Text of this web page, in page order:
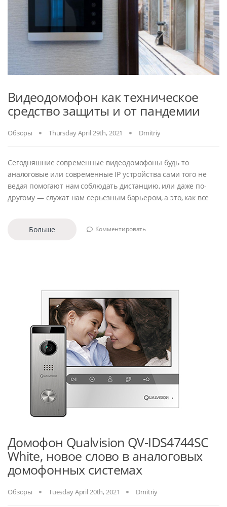
Видеодомофон как техническое
средство защиты и от пандемии
Обзоры Thursday April 29th, 2021 Dmitriy
Сегодняшние современные видеодомофоны будь то
аналоговые или современные IP устройства сами того не
ведая помогают нам соблюдать дистанцию, или даже по-
другому — служат нам серьезным барьером, а это, как все
Больше Комментировать
Домофон Qualvision QV-IDS4744SC
White, новое слово в аналоговых
домофонных системах
Обзоры Tuesday April 20th, 2021 Dmitriy